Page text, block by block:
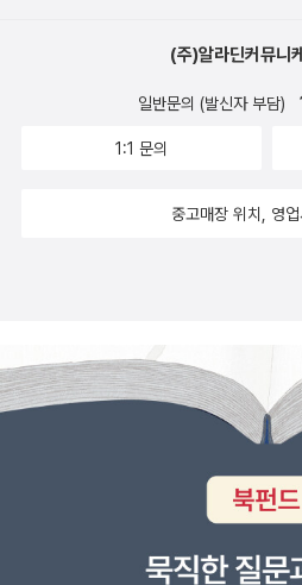
(주)알라딘커뮤니
일반문의 (발신자 부담)
1:1 문의
중고매장 위치, 영